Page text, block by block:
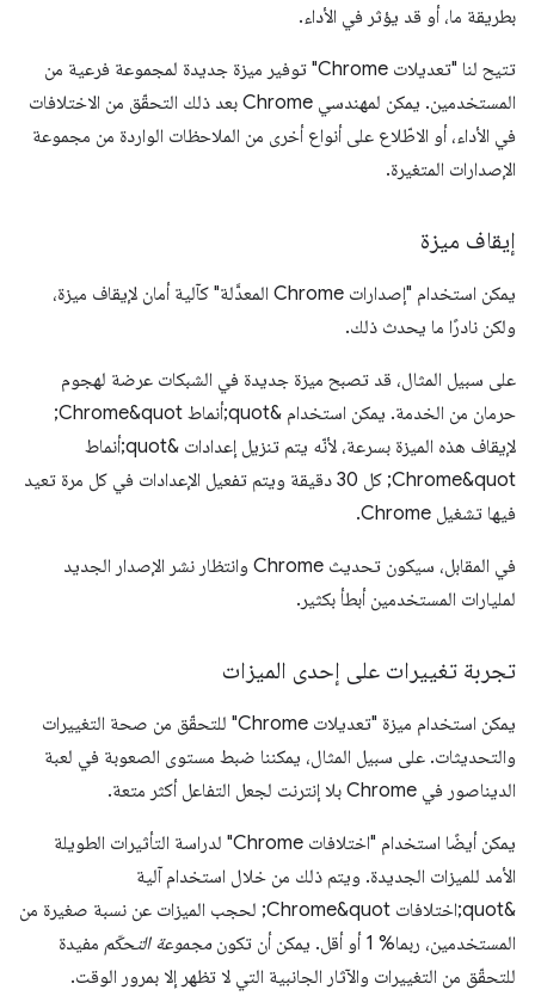
بطريقة ما، أو قد يؤثر في الأداء.
تتيح لنا "تعديلات Chrome" توفير ميزة جديدة لمجموعة فرعية من
المستخدمين. يمكن لمهندسي Chrome بعد ذلك التحقّق من الاختلافات
في الأداء، أو الاطّلاع على أنواع أخرى من الملاحظات الواردة من مجموعة
الإصدارات المتغيرة.
إيقاف ميزة
يمكن استخدام "إصدارات Chrome المعدَّلة" كآلية أمان لإيقاف ميزة،
ولكن نادرًا ما يحدث ذلك.
على سبيل المثال، قد تصبح ميزة جديدة في الشبكات عرضة لهجوم
حرمان من الخدمة. يمكن استخدام &quot;أنماط Chrome&quot;
لإيقاف هذه الميزة بسرعة، لأنّه يتم تنزيل إعدادات &quot;أنماط
Chrome&quot; كل 30 دقيقة ويتم تفعيل الإعدادات في كل مرة تعيد
فيها تشغيل Chrome.
في المقابل، سيكون تحديث Chrome وانتظار نشر الإصدار الجديد
لمليارات المستخدمين أبطأ بكثير.
تجربة تغييرات على إحدى الميزات
يمكن استخدام ميزة "تعديلات Chrome" للتحقّق من صحة التغييرات
والتحديثات. على سبيل المثال، يمكننا ضبط مستوى الصعوبة في لعبة
الديناصور في Chrome بلا إنترنت لجعل التفاعل أكثر متعة.
يمكن أيضًا استخدام "اختلافات Chrome" لدراسة التأثيرات الطويلة
الأمد للميزات الجديدة. ويتم ذلك من خلال استخدام آلية
&quot;اختلافات Chrome&quot; لحجب الميزات عن نسبة صغيرة من
المستخدمين، ربما% 1 أو أقل. يمكن أن تكون
مجموعة التحكّم مفيدة
للتحقّق من التغييرات والآثار الجانبية التي لا تظهر إلا بمرور الوقت.